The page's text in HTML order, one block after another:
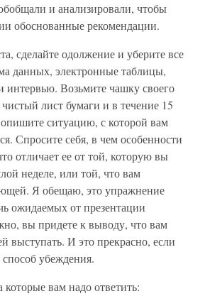
и анализировали, чтобы
обоснованные рекомендации.
сделайте одолжение и уберите все
данных, электронные таблицы,
интервью. Возьмите чашку своего
лист бумаги и в течение 15
ситуацию, с которой вам
Спросите себя, в чем особенности
отличает ее от той, которую вы
неделе, или той, что вам
Я обещаю, это упражнение
ожидаемых от презентации
вы придете к выводу, что вам
выступать. И это прекрасно, если
убеждения.
вам надо ответить: